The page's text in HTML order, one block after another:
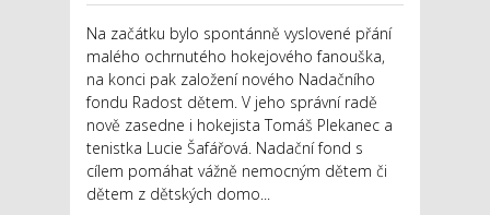
Na začátku bylo spontánně vyslovené přání
malého ochrnutého hokejového fanouška,
na konci pak založení nového Nadačního
fondu Radost dětem. V jeho správní radě
nově zasedne i hokejista Tomáš Plekanec a
tenistka Lucie Šafářová. Nadační fond s
cílem pomáhat vážně nemocným dětem či
dětem z dětských domo...